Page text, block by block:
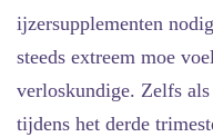
ijzersupplementen
steeds extreem moe
verloskundige. Zelfs
tijdens het derde